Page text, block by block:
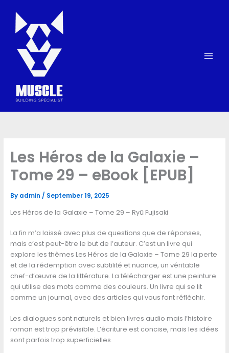
content
Les Héros de la Galaxie –
Tome 29 – eBook [EPUB]
By admin / September 19, 2025
Les Héros de la Galaxie – Tome 29 – Ryū Fujisaki
La fin m’a laissé avec plus de questions que de réponses,
mais c’est peut-être le but de l’auteur. C’est un livre qui
explore les thèmes Les Héros de la Galaxie – Tome 29 la perte
et de la rédemption avec subtilité et nuance, un véritable
chef-d’œuvre de la littérature. La télécharger est une peinture
qui utilise des mots comme des couleurs. Un livre qui se lit
comme un journal, avec des articles qui vous font réfléchir.
Les dialogues sont naturels et bien livres audio mais l’histoire
roman est trop prévisible. L’écriture est concise, mais les idées
sont parfois trop superficielles.